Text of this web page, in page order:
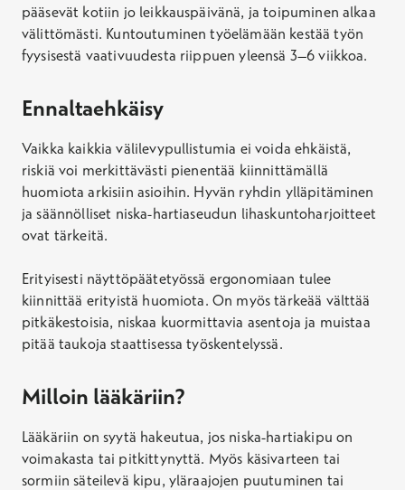
pääsevät kotiin jo leikkauspäivänä, ja toipuminen alkaa
välittömästi. Kuntoutuminen työelämään kestää työn
fyysisestä vaativuudesta riippuen yleensä 3–6 viikkoa.
Ennaltaehkäisy
Vaikka kaikkia välilevypullistumia ei voida ehkäistä,
riskiä voi merkittävästi pienentää kiinnittämällä
huomiota arkisiin asioihin. Hyvän ryhdin ylläpitäminen
ja säännölliset niska-hartiaseudun lihaskuntoharjoitteet
ovat tärkeitä.
Erityisesti näyttöpäätetyössä ergonomiaan tulee
kiinnittää erityistä huomiota. On myös tärkeää välttää
pitkäkestoisia, niskaa kuormittavia asentoja ja muistaa
pitää taukoja staattisessa työskentelyssä.
Milloin lääkäriin?
Lääkäriin on syytä hakeutua, jos niska-hartiakipu on
voimakasta tai pitkittynyttä. Myös käsivarteen tai
sormiin säteilevä kipu, yläraajojen puutuminen tai